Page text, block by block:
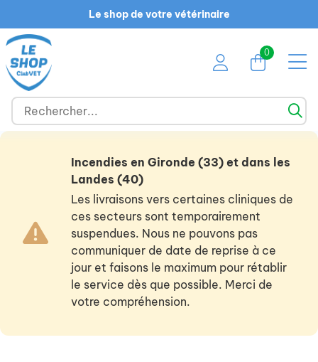
Le shop de votre vétérinaire
0
Incendies en Gironde (33) et dans les
Landes (40)
Les livraisons vers certaines cliniques de
ces secteurs sont temporairement
suspendues. Nous ne pouvons pas
communiquer de date de reprise à ce
jour et faisons le maximum pour rétablir
le service dès que possible. Merci de
votre compréhension.